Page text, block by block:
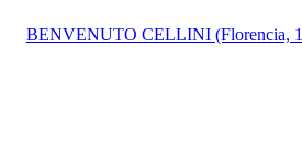
BENVENUTO CELLINI (Florencia,